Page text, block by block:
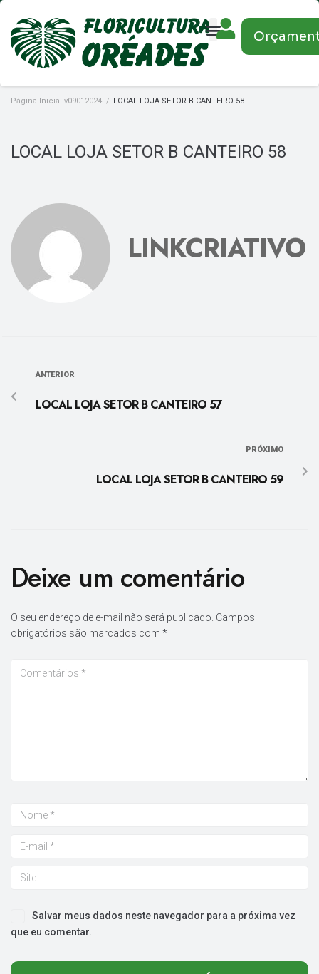
Página Inicial-v09012024 / LOCAL LOJA SETOR B CANTEIRO 58
LOCAL LOJA SETOR B CANTEIRO 58
LINKCRIATIVO
ANTERIOR
LOCAL LOJA SETOR B CANTEIRO 57
PRÓXIMO
LOCAL LOJA SETOR B CANTEIRO 59
Deixe um comentário
O seu endereço de e-mail não será publicado. Campos
obrigatórios são marcados com *
Salvar meus dados neste navegador para a próxima vez
que eu comentar.